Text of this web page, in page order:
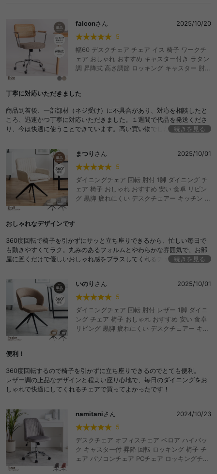
falconさん
2025/10/20
5
幅60 デスクチェア チェア イス 椅子 ワークチ
ェア おしゃれ おすすめ キャスター付き ラタン
調 昇降式 高さ調節 ロッキング キャスター 肘付
丁寧に対応いただきました
商品到着後、一部部材（ネジ受け）に不具合があり、対応を相談したと
ころ、迅速かつ丁寧に対応いただきました。１週間で代品を発送くださ
り、今は快適に使うことできています。高い買い物でしたが、商品はも
続きを見る
まつり さん
2025/10/01
5
ダイニングチェア 回転 肘付 1脚 ダイニング チ
ェア 椅子 おしゃれ おすすめ 安い 食卓 リビン
グ 黒脚 疲れにくい デスクチェアー キッチン ア
おしゃれなデザインです
360度回転で椅子を引かずにサッと立ち座りできるから、忙しい毎日で
も動きやすくてラク。丸みのあるフォルムとやわらかな雰囲気で、お部
屋に置くだけで優しいおしゃれ感をプラスしてくれるチェアだと思いま
続きを見る
いのり さん
2025/10/01
5
ダイニングチェア 回転 肘付 レザー 1脚 ダイニ
ング チェア 椅子 おしゃれ おすすめ 安い 食卓
リビング 黒脚 疲れにくい デスクチェアー キッ
便利！
360度回転するので椅子を引かずに立ち座りできるのでとても便利。
レザー調の上品なデザインと程よい座り心地で、毎日のダイニングをお
しゃれで快適にしてくれるチェアで買ってよかったです！
namitaniさん
2024/10/23
5
デスクチェア オフィスチェア ベロア ハイバッ
ク キャスター付 昇降 回転 ロッキング 椅子 チ
ェア パソコンチェア PCチェア ロッキングチェ